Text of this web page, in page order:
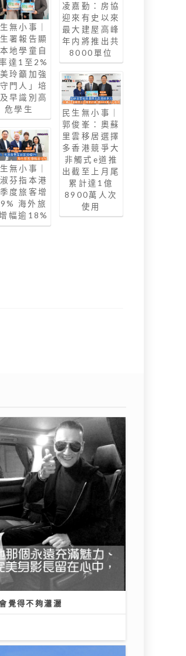
無小事｜
署報告顯
地學童自
達1至2%
玲籲加強
守門人」培
早識別高
危學生
無小事｜
芬指本港
度旅客增
海外旅
幅逾18%
凌嘉勤：房協
迎來有史以來
最大建屋高峰
年内將推出共
8000單位
民生無小事｜
郭俊峯：奧蘇
里雲移居選擇
多香港競爭大
非觸式e道推
出截至上月尾
累計達1億
8900萬人次
使用
覺得不夠瀟灑